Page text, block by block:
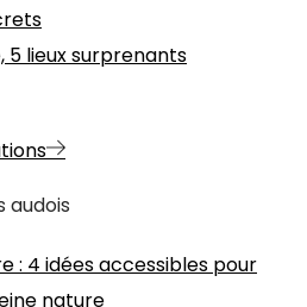
5 lieux surprenants
audois
: 4 idées accessibles pour
nature